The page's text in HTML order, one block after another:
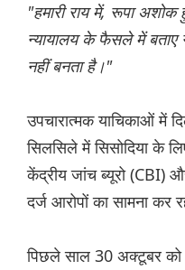
"हमारी राय में, रूपा अशोक
न्यायालय के फैसले में बताए
नहीं बनता है।"
उपचारात्मक याचिकाओं में
सिलसिले में सिसोदिया के
केंद्रीय जांच ब्यूरो (CBI)
दर्ज आरोपों का सामना कर
पिछले साल 30 अक्टूबर को